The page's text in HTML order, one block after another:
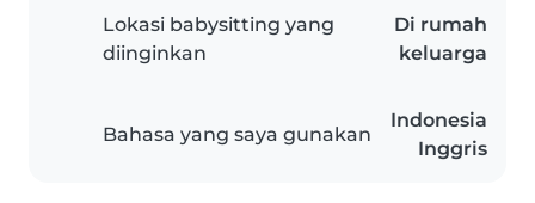
Lokasi babysitting yang
diinginkan
Di rumah
keluarga
Bahasa yang saya gunakan
Indonesia
Inggris